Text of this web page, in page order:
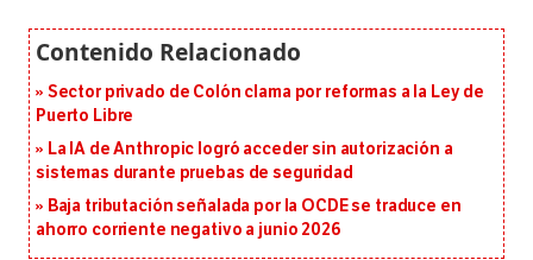
Sector privado de Colón clama por reformas a la Ley de
Puerto Libre
La IA de Anthropic logró acceder sin autorización a
sistemas durante pruebas de seguridad
Baja tributación señalada por la OCDE se traduce en
ahorro corriente negativo a junio 2026